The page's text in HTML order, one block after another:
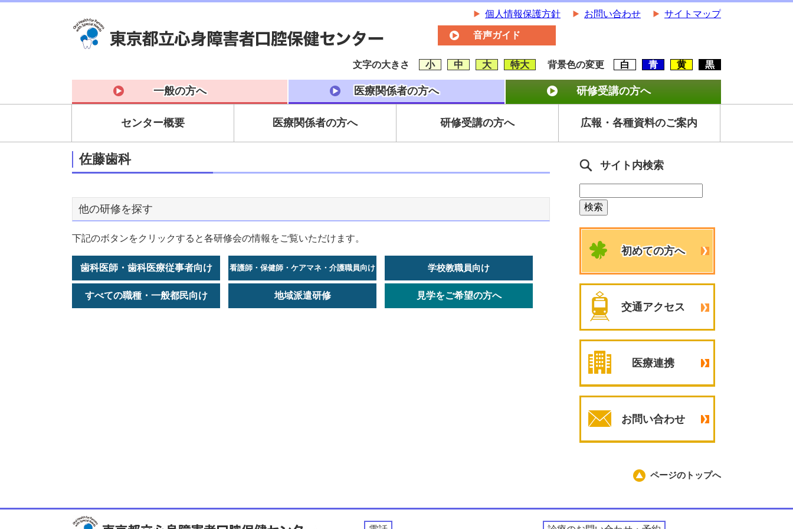
個人情報保護方針 お問い合わせ サイトマップ
音声ガイド
文字の大きさ 小 中 大 特大 背景色の変更 白 青 黄 黒
一般の方へ 医療関係者の方へ 研修受講の方へ
センター概要 医療関係者の方へ 研修受講の方へ 広報・各種資料のご案内
佐藤歯科
他の研修を探す
下記のボタンをクリックすると各研修会の情報をご覧いただけます。
歯科医師・歯科医療従事者向け 看護師・保健師・ケアマネ・介護職員向け 学校教職員向け
すべての職種・一般都民向け 地域派遣研修 見学をご希望の方へ
サイト内検索
初めての方へ
交通アクセス
医療連携
お問い合わせ
ページのトップへ